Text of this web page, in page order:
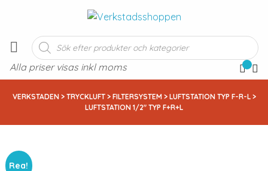
Alla priser visas inkl moms
Produktsökning
VERKSTADEN> TRYCKLUFT> FILTERSYSTEM> LUFTSTATION TYP F-R-L>
LUFTSTATION 1/2″ TYP F+R+L
Rea!